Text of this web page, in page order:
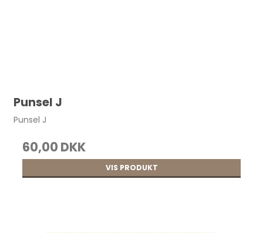
Punsel J
Punsel J
60,00 DKK
VIS PRODUKT